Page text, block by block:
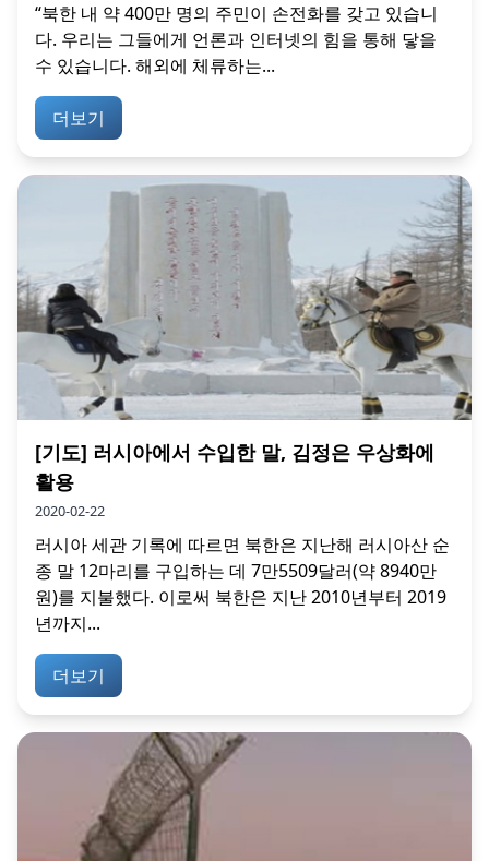
“북한 내 약 400만 명의 주민이 손전화를 갖고 있습니
다. 우리는 그들에게 언론과 인터넷의 힘을 통해 닿을
수 있습니다. 해외에 체류하는...
더보기
[기도] 러시아에서 수입한 말, 김정은 우상화에
활용
2020-02-22
러시아 세관 기록에 따르면 북한은 지난해 러시아산 순
종 말 12마리를 구입하는 데 7만5509달러(약 8940만
원)를 지불했다. 이로써 북한은 지난 2010년부터 2019
년까지...
더보기